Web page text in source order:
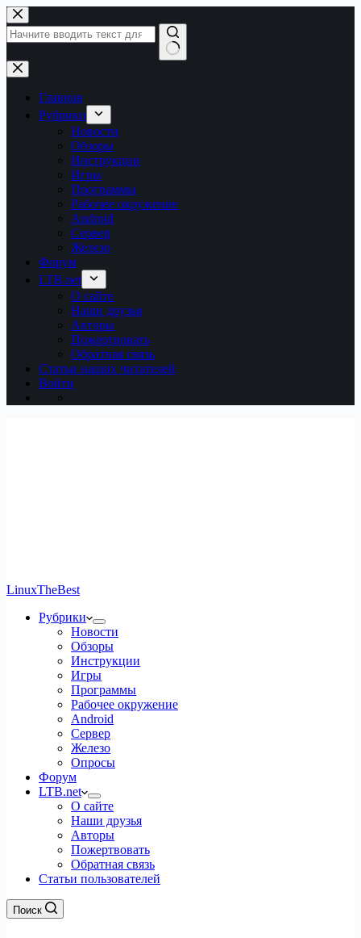
Перейти
к
сути
Ничего
не
найденоГлавная
Рубрики
Новости
Обзоры
Инструкции
Игры
Программы
Рабочее окружение
Android
Сервер
Железо
Форум
LTB.net
О сайте
Наши друзья
Авторы
Пожертвовать
Обратная связь
Статьи наших читателей
Войти
LinuxTheBest
Рубрики
Новости
Обзоры
Инструкции
Игры
Программы
Рабочее окружение
Android
Сервер
Железо
Опросы
Форум
LTB.net
О сайте
Наши друзья
Авторы
Пожертвовать
Обратная связь
Статьи пользователей
Поиск